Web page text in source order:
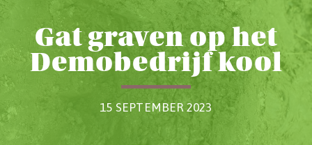
Gat graven op het
Demobedrijf kool
15 SEPTEMBER 2023